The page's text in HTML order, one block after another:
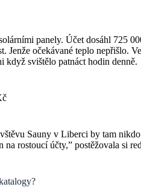
panely. Účet dosáhl 725
očekávané teplo nepřišlo.
když svištělo patnáct hodin denně.
Sauny v Liberci by tam nikdo
rostoucí účty,” postěžovala si